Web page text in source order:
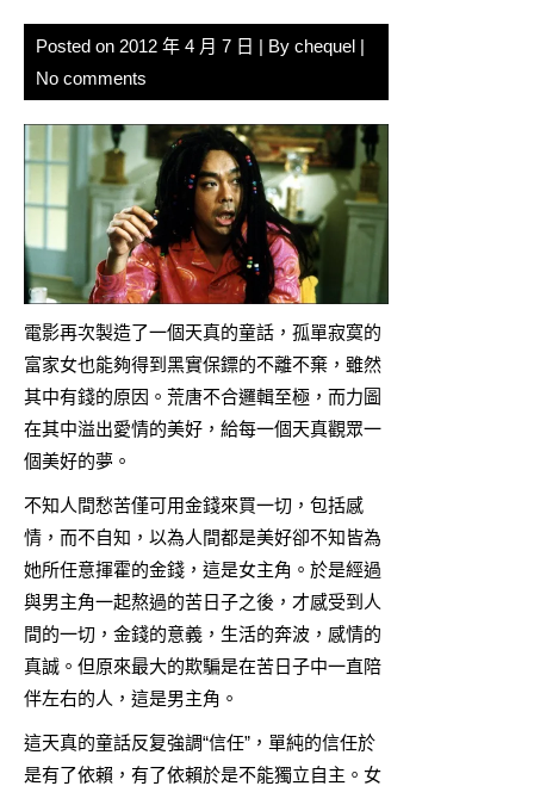
Posted on 2012 年 4 月 7 日 | By chequel |
No comments
電影再次製造了一個天真的童話，孤單寂寞的
富家女也能夠得到黑實保鏢的不離不棄，雖然
其中有錢的原因。荒唐不合邏輯至極，而力圖
在其中溢出愛情的美好，給每一個天真觀眾一
個美好的夢。
不知人間愁苦僅可用金錢來買一切，包括感
情，而不自知，以為人間都是美好卻不知皆為
她所任意揮霍的金錢，這是女主角。於是經過
與男主角一起熬過的苦日子之後，才感受到人
間的一切，金錢的意義，生活的奔波，感情的
真誠。但原來最大的欺騙是在苦日子中一直陪
伴左右的人，這是男主角。
這天真的童話反复強調“信任”，單純的信任於
是有了依賴，有了依賴於是不能獨立自主。女